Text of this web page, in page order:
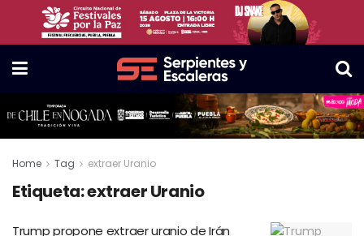
Home Tag extraer Uranio
Etiqueta:extraer Uranio
Trump propone extraer uranio de Irán